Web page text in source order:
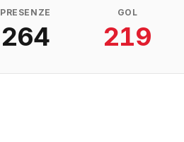
PRESENZE
264
GOL
219